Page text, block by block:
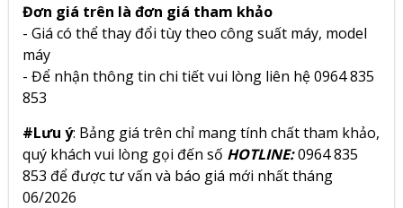
Đơn giá trên là đơn giá tham khảo
- Giá có thể thay đổi tùy theo công suất máy, model
máy
- Để nhận thông tin chi tiết vui lòng liên hệ 0964 835
853
#Lưu ý: Bảng giá trên chỉ mang tính chất tham khảo,
quý khách vui lòng gọi đến số HOTLINE:0964 835
853 để được tư vấn và báo giá mới nhất tháng
06/2026